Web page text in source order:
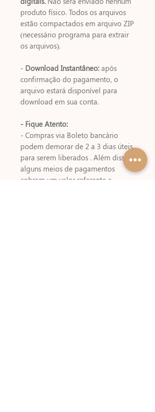
produto físico. Todos os arquivos
estão compactados em arquivo ZIP
(necessário programa para extrair
os arquivos).
- Download Instantâneo: após
confirmação do pagamento, o
arquivo estará disponível para
download em sua conta.
- Fique Atento:
- Compras via Boleto bancário
podem demorar de 2 a 3 dias úteis
para serem liberados . Além disso,
alguns meios de pagamentos
cobram um valor referente a